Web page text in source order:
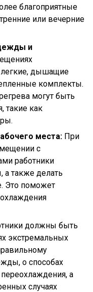
благоприятные
или вечерние
и
легкие, дышащие
комплекты.
могут быть
такие как
места: При
с
работники
также делать
Это поможет
должны быть
экстремальных
о способах
а
случаях